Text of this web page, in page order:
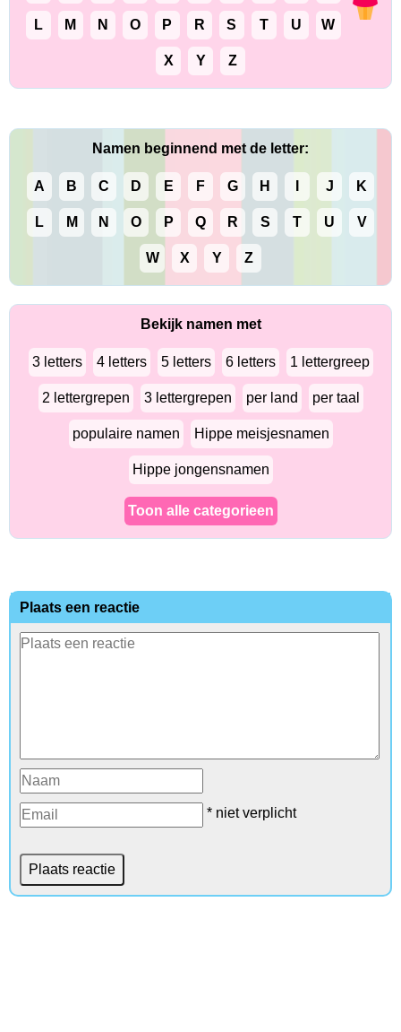
L M N O P R S T U W
X Y Z
Namen beginnend met de letter:
A B C D E F G H J K
L M N O P Q R S T U V
W X Y Z
Bekijk namen met
3 letters 4 letters 5 letters 6 letters 1 lettergreep
2 lettergrepen 3 lettergrepen per land per taal
populaire namen Hippe meisjesnamen
Hippe jongensnamen
Toon alle categorieen
Plaats een reactie
* niet verplicht